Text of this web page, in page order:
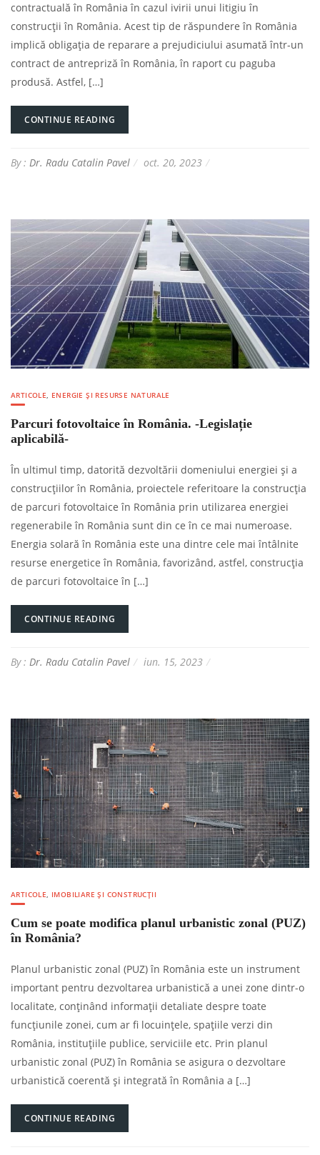
contractuală în România în cazul ivirii unui litigiu în
construcții în România. Acest tip de răspundere în România
implică obligația de reparare a prejudiciului asumată într-un
contract de antrepriză în România, în raport cu paguba
produsă. Astfel, […]
CONTINUE READING
By : Dr. Radu Catalin Pavel oct. 20, 2023
ARTICOLE, ENERGIE ȘI RESURSE NATURALE
Parcuri fotovoltaice în România. -Legislație
aplicabilă-
În ultimul timp, datorită dezvoltării domeniului energiei și a
construcțiilor în România, proiectele referitoare la construcția
de parcuri fotovoltaice în România prin utilizarea energiei
regenerabile în România sunt din ce în ce mai numeroase.
Energia solară în România este una dintre cele mai întâlnite
resurse energetice în România, favorizând, astfel, construcția
de parcuri fotovoltaice în […]
CONTINUE READING
By : Dr. Radu Catalin Pavel iun. 15, 2023
ARTICOLE, IMOBILIARE ȘI CONSTRUCȚII
Cum se poate modifica planul urbanistic zonal (PUZ)
în România?
Planul urbanistic zonal (PUZ) în România este un instrument
important pentru dezvoltarea urbanistică a unei zone dintr-o
localitate, conținând informații detaliate despre toate
funcțiunile zonei, cum ar fi locuințele, spațiile verzi din
România, instituțiile publice, serviciile etc. Prin planul
urbanistic zonal (PUZ) în România se asigura o dezvoltare
urbanistică coerentă și integrată în România a […]
CONTINUE READING